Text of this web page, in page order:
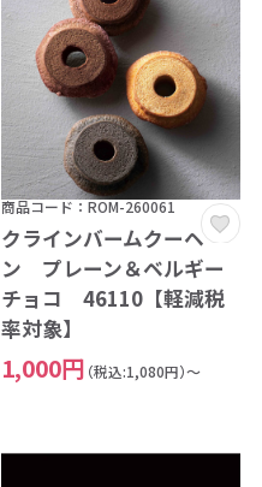
商品コード：ROM-260061
クラインバームクーヘ
ン プレーン＆ベルギー
チョコ 46110【軽減税
率対象】
1,000円 （税込:1,080円）～